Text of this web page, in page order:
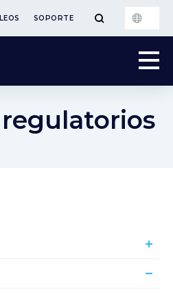
SOPORTE